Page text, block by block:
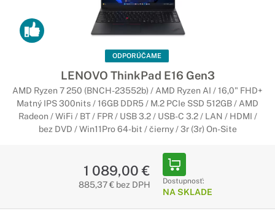
Stvorené pre profesionálov
Pre profesionálne notebooky je typický vysoký výkon a
kvalitné spracovanie z prémiových materiálov. Sú určené
najmä pre ľudí, ktorí potrebujú spoľahlivý notebook na
každodennú náročnú prácu.
Notebooky Lenovo LOQ
Nová generácia herných zariadení Lenovo
ktorým sa môžete vrhnúť do tých najnovších gamerských
titulov. Popritom zvládnete študovať, pracovať, tvoriť alebo
stremovať. Je na vás ako svoje zariadenie využijete.
ODPORÚČAME
LENOVO ThinkPad E16 Gen3
AMD Ryzen 7 250 (BNCH-23552b) / AMD Ryzen AI / 16,0" FHD+
Matný IPS 300nits / 16GB DDR5 / M.2 PCIe SSD 512GB / AMD
Radeon / WiFi / BT / FPR / USB 3.2 / USB-C 3.2 / LAN / HDMI /
bez DVD / Win11Pro 64-bit / čierny / 3r (3r) On-Site
1 089,00 €
885,37 € bez DPH Dostupnosť:
NA SKLADE